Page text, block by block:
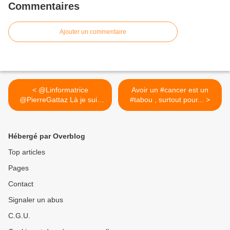
Commentaires
Ajouter un commentaire
< @Linformatrice
@PierreGattaz Là je suis
d'accord...
Avoir un #cancer est un
#tabou , surtout pour... >
Hébergé par Overblog
Top articles
Pages
Contact
Signaler un abus
C.G.U.